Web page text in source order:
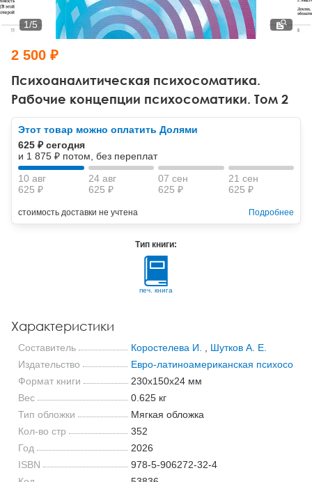
Тревожные расстройства, панические атаки
Психодрама
Другие направления психотерапии
Классический, эриксоновский гипноз и НЛП
НЛП
Психология труда и эргономика
Социальная психология
Социальная и организационная психология
Классический и юнгианский психоанализ
Психоаналитическая психосоматика.
Рабочие концепции психосоматики. Том 2
1/5
2 500 ₽
Этот товар можно оплатить Долями
625 ₽ сегодня
и 1 875 ₽ потом, без переплат
10 авг
625 ₽
24 авг
625 ₽
07 сен
625 ₽
21 сен
625 ₽
стоимость доставки не учтена Подробнее
Тип книги:
печ. книга
Характеристики
Составитель Коростелева И.
Шутков А. Е.
Издательство
Евро-латиноамериканская
Формат книги
230x150x24 мм
Вес
0.625 кг
Тип обложки
Мягкая обложка
Кол-во стр
352
Год
2026
ISBN
978-5-906272-32-4